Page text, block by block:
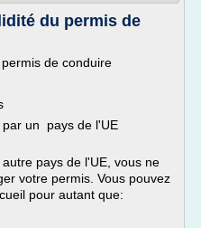
du permis de
de conduire
par un pays de l'UE
pays de l'UE, vous ne
votre permis. Vous pouvez
pour autant que: